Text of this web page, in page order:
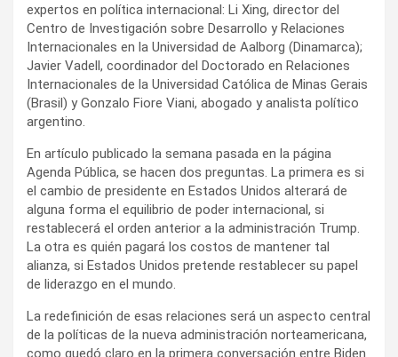
expertos en política internacional: Li Xing, director del
Centro de Investigación sobre Desarrollo y Relaciones
Internacionales en la Universidad de Aalborg (Dinamarca);
Javier Vadell, coordinador del Doctorado en Relaciones
Internacionales de la Universidad Católica de Minas Gerais
(Brasil) y Gonzalo Fiore Viani, abogado y analista político
argentino.
En artículo publicado la semana pasada en la página
Agenda Pública, se hacen dos preguntas. La primera es si
el cambio de presidente en Estados Unidos alterará de
alguna forma el equilibrio de poder internacional, si
restablecerá el orden anterior a la administración Trump.
La otra es quién pagará los costos de mantener tal
alianza, si Estados Unidos pretende restablecer su papel
de liderazgo en el mundo.
La redefinición de esas relaciones será un aspecto central
de la políticas de la nueva administración norteamericana,
como quedó claro en la primera conversación entre Biden